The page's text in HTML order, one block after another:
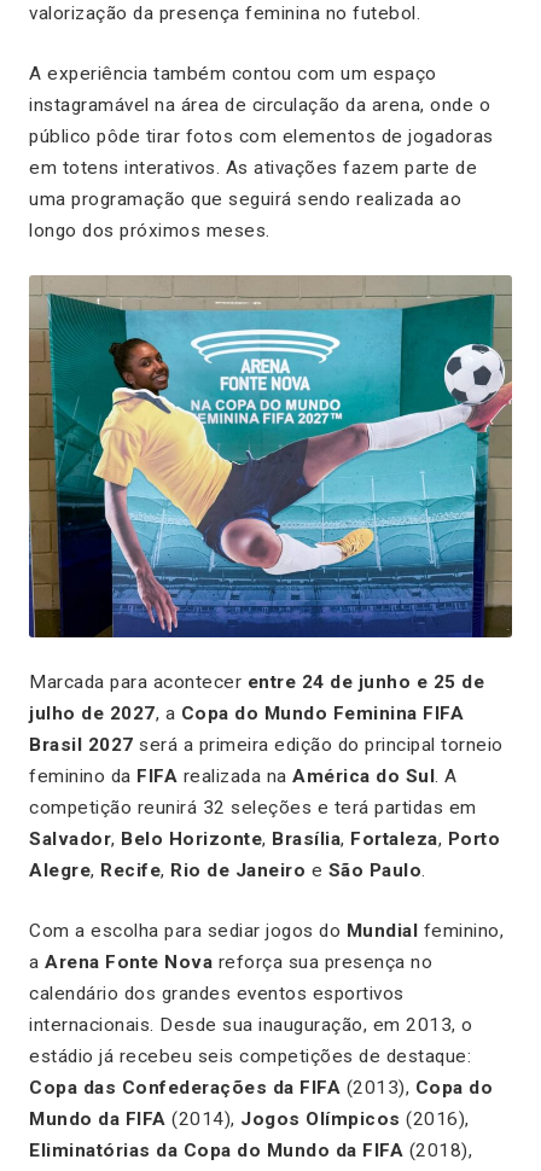
valorização da presença feminina no futebol.
A experiência também contou com um espaço
instagramável na área de circulação da arena, onde o
público pôde tirar fotos com elementos de jogadoras
em totens interativos. As ativações fazem parte de
uma programação que seguirá sendo realizada ao
longo dos próximos meses.
Marcada para acontecer entre 24 de junho e 25 de
julho de 2027, a Copa do Mundo Feminina FIFA
Brasil 2027 será a primeira edição do principal torneio
feminino da FIFA realizada na América do Sul. A
competição reunirá 32 seleções e terá partidas em
Salvador, Belo Horizonte, Brasília, Fortaleza, Porto
Alegre, Recife, Rio de Janeiro e São Paulo.
Com a escolha para sediar jogos do Mundial feminino,
a Arena Fonte Nova reforça sua presença no
calendário dos grandes eventos esportivos
internacionais. Desde sua inauguração, em 2013, o
estádio já recebeu seis competições de destaque:
Copa das Confederações da FIFA (2013), Copa do
Mundo da FIFA (2014), Jogos Olímpicos (2016),
Eliminatórias da Copa do Mundo da FIFA (2018),